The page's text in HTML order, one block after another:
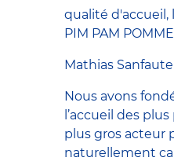
qualité d'accueil,
PIM PAM
Mathias
Nous avons
l’accueil des
plus gros acteur
naturellement